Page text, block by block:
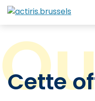
Cette